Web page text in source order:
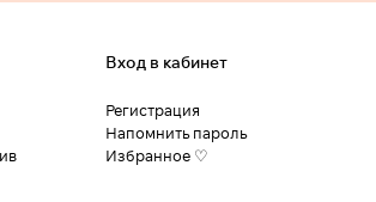
Вход в кабинет
Регистрация
Напомнить пароль
Избранное ♡